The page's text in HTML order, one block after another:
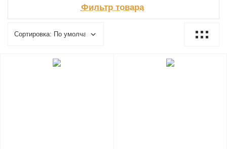
Фильтр товара